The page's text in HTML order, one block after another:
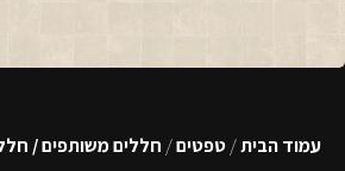
עמוד הבית/טפטים/ חללים משותפים /